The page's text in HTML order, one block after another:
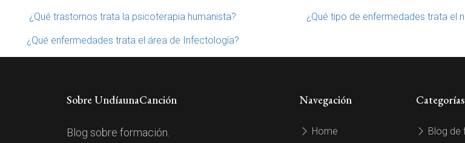
¿Qué trastornos trata la psicoterapia humanista? ¿Qué tipo de enfermedades trata el
¿Qué enfermedades trata el área de Infectología?
Sobre UndíaunaCanción
Blog sobre formación.
Navegación
Home
Categorías
Blog de